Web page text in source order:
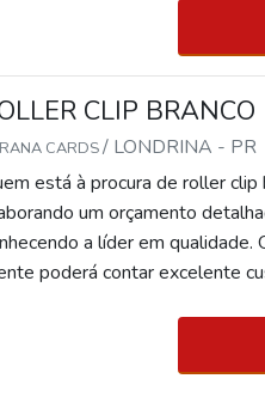
empresa com alto know-
CLIP BRANCO
CARDS/ LONDRINA - PR
está à procura de roller
um orçamento
a líder em qualidade.
poderá contar excelente
produzir um estrutura para os